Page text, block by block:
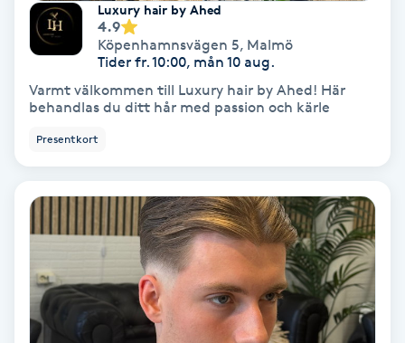
Faceliftmassage
Fillers
Fotmassage
Fotsvamp
Luxury hair by Ahed
4.9
Köpenhamnsvägen 5, Malmö
Tider fr. 10:00, mån 10 aug.
Varmt välkommen till Luxury hair by Ahed! Här
behandlas du ditt hår med passion och kärle
Presentkort